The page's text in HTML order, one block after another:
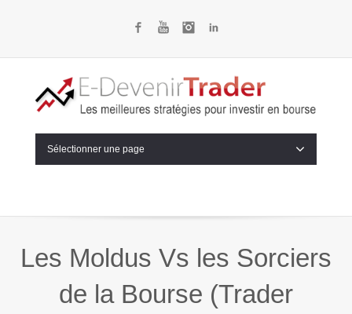
FacebookYouTubeInstagram
Sélectionner une page
Les Moldus Vs les Sorciers
de la Bourse (Trader